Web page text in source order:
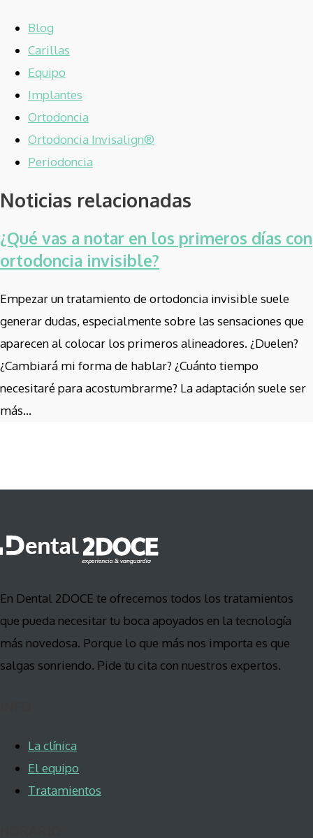
Blog
Carillas
Equipo
Implantes
Ortodoncia
Ortodoncia Invisalign®
Periodoncia
Noticias relacionadas
¿Qué vas a notar en los primeros días con
ortodoncia invisible?
Empezar un tratamiento de ortodoncia invisible suele
generar dudas, especialmente sobre las sensaciones que
aparecen al colocar los primeros alineadores. ¿Duelen?
¿Cambiará mi forma de hablar? ¿Cuánto tiempo
necesitaré para acostumbrarme? La adaptación suele ser
más...
En Dental 2DOCE te ofrecemos todos los tratamientos
que pueda necesitar tu boca apoyados en la tecnología
más novedosa. Porque lo que más nos importa es que
salgas sonriendo. Pide tu cita con nuestros expertos.
La clínica
El equipo
Tratamientos